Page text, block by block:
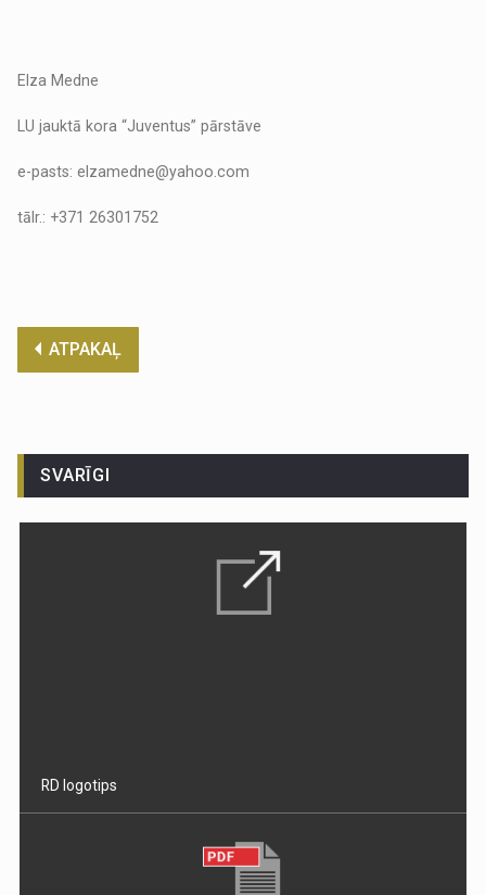
Elza Medne
LU jauktā kora “Juventus” pārstāve
e-pasts: elzamedne@yahoo.com
tālr.: +371 26301752
ATPAKAĻ
SVARĪGI
RD logotips